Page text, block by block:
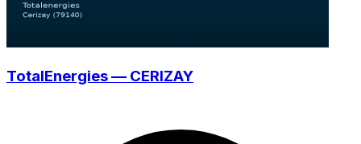
TotalEnergies — CERIZAY